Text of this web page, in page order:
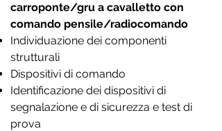
carroponte/gru a cavalletto con
comando pensile/radiocomando
Individuazione dei componenti
strutturali
Dispositivi di comando
Identificazione dei dispositivi di
segnalazione e di sicurezza e test di
prova